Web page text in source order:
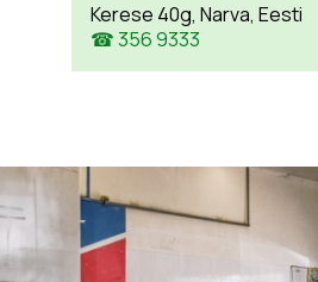
Kerese 40g, Narva, Eesti
☎ 356 9333